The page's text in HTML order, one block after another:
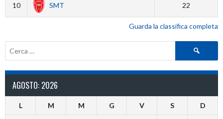
10 SMT 22
Guarda la classifica completa
Ricerca
AGOSTO: 2026
L M M G V S D